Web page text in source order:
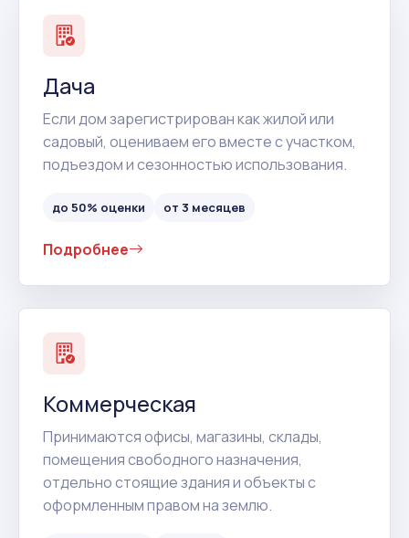
Дача
Если дом зарегистрирован как жилой или
садовый, оцениваем его вместе с участком,
подъездом и сезонностью использования.
до 50% оценки от 3 месяцев
Подробнее
Коммерческая
Принимаются офисы, магазины, склады,
помещения свободного назначения,
отдельно стоящие здания и объекты с
оформленным правом на землю.